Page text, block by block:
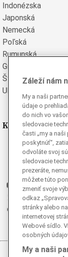
Indonézska
Japonská
Nemecká
Poľská
Rumunská
Grécka
Švédska
Ukrajinská
Kde nás
Facebook
Instagram
Ganjing
Youtube
Twitter
Telegram
RSS
Záleží nám
My a naši
údaje o
do nich vo
sledovacie
časti „my a
poskytnúť“,
odvoláte svoj
sledovacie
prezeráte,
môžete túto
zmeniť svoje
odkaz
stránky alebo
internetovej
Webové sídlo.
osobných
My a naši